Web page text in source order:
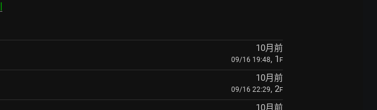
10月前
09/16 19:48, 1 F
10月前
09/16 22:29, 2F
10月前